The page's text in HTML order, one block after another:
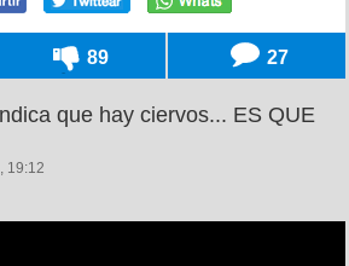
89 27
que hay ciervos... ES QUE
19:12